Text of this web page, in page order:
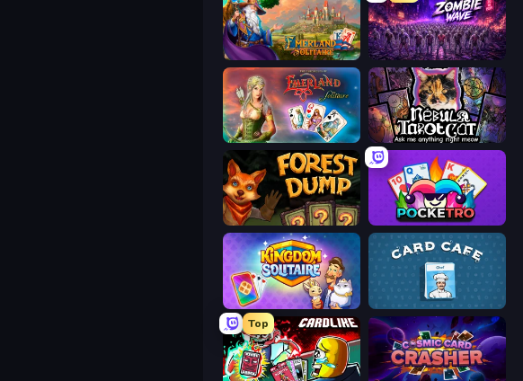
Emerland Solitaire Card Game Idle Zombie Wave: Survivors
Emerland Solitaire Endless Journey Nébula Tarot Cat
Forest Dump Pocketro
Kingdom Solitaire Card Cafe
Top